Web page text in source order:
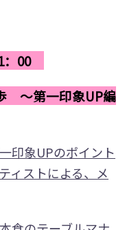
：00
～第一印象UP編
印象UPのポイント
ィストによる、メ